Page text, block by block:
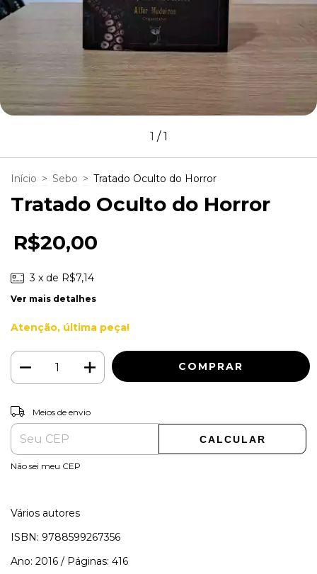
1 /1
Início > Sebo > Tratado Oculto do Horror
Tratado Oculto do Horror
R$20,00
3 x de R$7,14
Ver mais detalhes
Atenção, última peça!
Entregas para o CEP:
Meios de envio
CALCULAR
Não sei meu CEP
Vários autores
ISBN: 9788599267356
Ano: 2016 / Páginas: 416